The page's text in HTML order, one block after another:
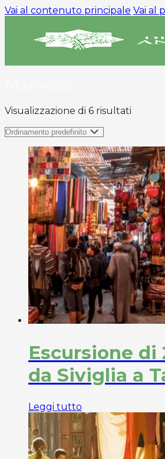
Vai al contenuto principale Vai al
Visualizzazione di 6 risultati
Escursione di
da Siviglia a
Leggi tutto